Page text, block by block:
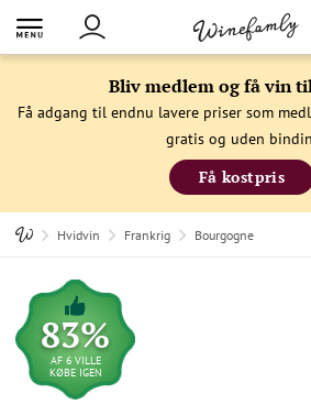
Bliv medlem og få vin
Få adgang til endnu lavere priser som
gratis og uden
Få kostpris
Hvidvin Frankrig Bourgogne
83%
AF 6 VILLE
KØBE IGEN